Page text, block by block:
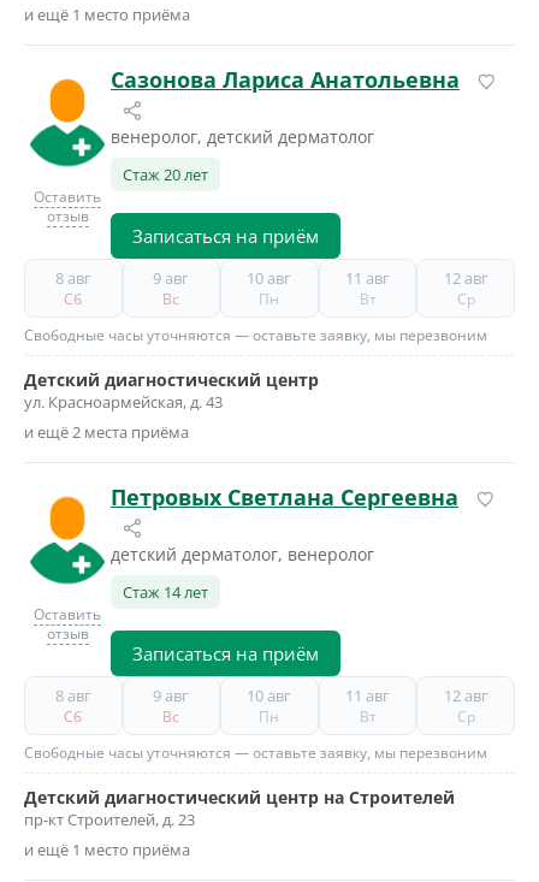
и ещё 1 место приёма
Оставить
отзыв
Сазонова Лариса Анатольевна
венеролог, детский дерматолог
Стаж 20 лет
Записаться на приём
8 авг
Сб
9 авг
Вс
10 авг
Пн
11 авг
Вт
12 авг
Ср
Свободные часы уточняются — оставьте заявку, мы перезвоним
Детский диагностический центр
ул. Красноармейская, д. 43
и ещё 2 места приёма
Оставить
отзыв
Петровых Светлана Сергеевна
детский дерматолог, венеролог
Стаж 14 лет
Записаться на приём
8 авг
Сб
9 авг
Вс
10 авг
Пн
11 авг
Вт
12 авг
Ср
Свободные часы уточняются — оставьте заявку, мы перезвоним
Детский диагностический центр на Строителей
пр-кт Строителей, д. 23
и ещё 1 место приёма